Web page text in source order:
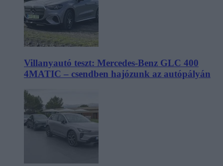
Villanyautó teszt: Mercedes-Benz GLC 400
4MATIC – csendben hajózunk az autópályán